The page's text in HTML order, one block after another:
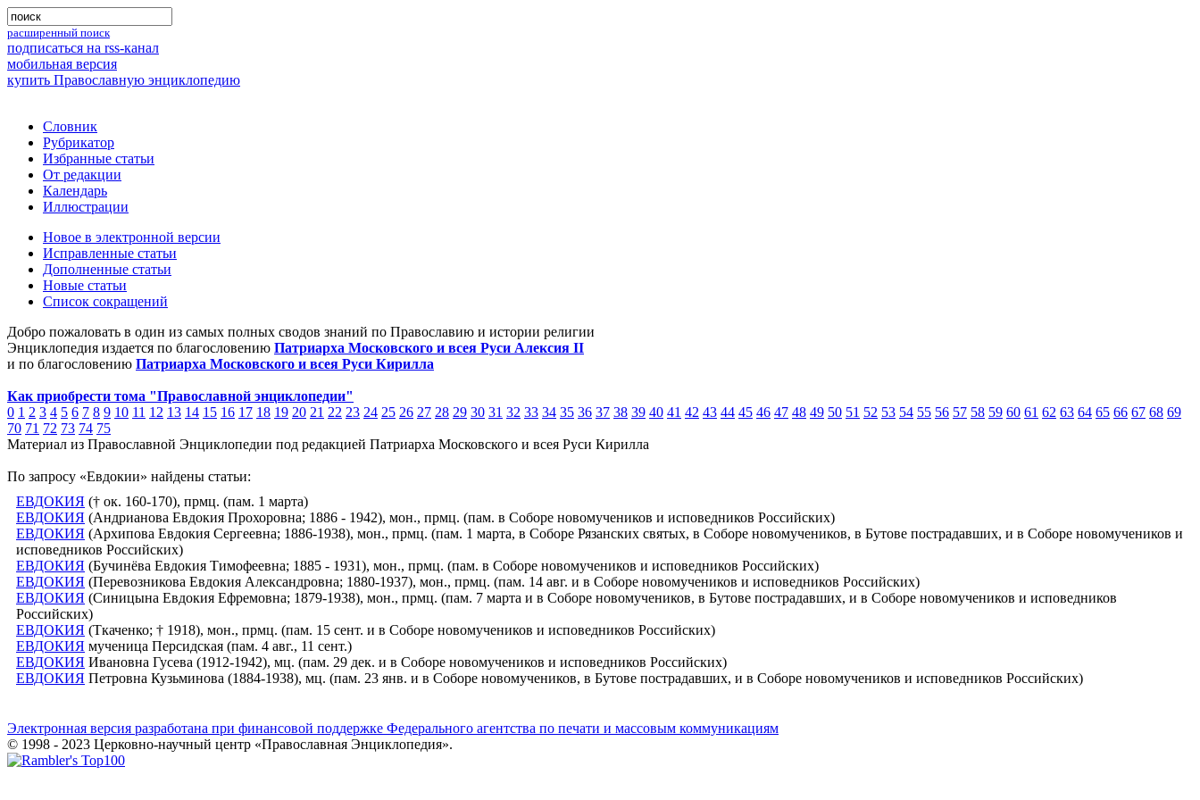
расширенный поиск
подписаться на rss-канал
мобильная версия
купить Православную энциклопедию
Словник
Рубрикатор
Избранные статьи
От редакции
Календарь
Иллюстрации
Новое в электронной версии
Исправленные статьи
Дополненные статьи
Новые статьи
Список сокращений
Добро пожаловать в один из самых полных сводов знаний по Православию и истории религии
Энциклопедия издается по благословению Патриарха Московского и всея Руси Алексия II
и по благословению Патриарха Московского и всея Руси Кирилла
Как приобрести тома "Православной энциклопедии"
0 1 2 3 4 5 6 7 8 9 10 11 12 13 14 15 16 17 18 19 20 21 22 23 24 25 26 27 28 29 30 31 32 33 34 35 36 37 38 39 40 41 42 43 44 45 46 47 48 49 50 51 52 53 54 55 56 57 58 59 60 61 62 63 64 65 66 67 68 69
70 71 72 73 74 75
Материал из Православной Энциклопедии под редакцией Патриарха Московского и всея Руси Кирилла
По запросу «Евдокии» найдены статьи:
ЕВДОКИЯ († ок. 160-170), прмц. (пам. 1 марта)
ЕВДОКИЯ (Андрианова Евдокия Прохоровна; 1886 - 1942), мон., прмц. (пам. в Соборе новомучеников и исповедников Российских)
ЕВДОКИЯ (Архипова Евдокия Сергеевна; 1886-1938), мон., прмц. (пам. 1 марта, в Соборе Рязанских святых, в Соборе новомучеников, в Бутове пострадавших, и в Соборе новомучеников и
исповедников Российских)
ЕВДОКИЯ (Бучинёва Евдокия Тимофеевна; 1885 - 1931), мон., прмц. (пам. в Соборе новомучеников и исповедников Российских)
ЕВДОКИЯ (Перевозникова Евдокия Александровна; 1880-1937), мон., прмц. (пам. 14 авг. и в Соборе новомучеников и исповедников Российских)
ЕВДОКИЯ (Синицына Евдокия Ефремовна; 1879-1938), мон., прмц. (пам. 7 марта и в Соборе новомучеников, в Бутове пострадавших, и в Соборе новомучеников и исповедников
Российских)
ЕВДОКИЯ (Ткаченко; † 1918), мон., прмц. (пам. 15 сент. и в Соборе новомучеников и исповедников Российских)
ЕВДОКИЯ мученица Персидская (пам. 4 авг., 11 сент.)
ЕВДОКИЯ Ивановна Гусева (1912-1942), мц. (пам. 29 дек. и в Соборе новомучеников и исповедников Российских)
ЕВДОКИЯ Петровна Кузьминова (1884-1938), мц. (пам. 23 янв. и в Соборе новомучеников, в Бутове пострадавших, и в Соборе новомучеников и исповедников Российских)
Электронная версия разработана при финансовой поддержке Федерального агентства по печати и массовым коммуникациям
© 1998 - 2023 Церковно-научный центр «Православная Энциклопедия».